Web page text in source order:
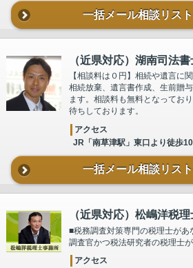
一括メール相談リス
（近県対応）湖南司法
【相談料は０円】相続や遺言に
相続放棄、遺言書作成、生前贈
ます。相談料も無料となってお
待ちしております。
アクセス
JR「南草津駅」東口より徒歩
一括メール相談リス
（近県対応）松嶋洋税
■税務調査対策専門の税理士が
調査官かつ税法研究者の税理士が
アクセス